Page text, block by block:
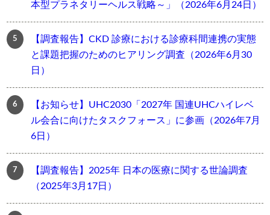
本型プラネタリーヘルス戦略～」（2026年6月24日）
【調査報告】CKD 診療における診療科間連携の実態
と課題把握のためのヒアリング調査（2026年6月30
日）
【お知らせ】UHC2030「2027年 国連UHCハイレベ
ル会合に向けたタスクフォース」に参画（2026年7月
6日）
【調査報告】2025年 日本の医療に関する世論調査
（2025年3月17日）